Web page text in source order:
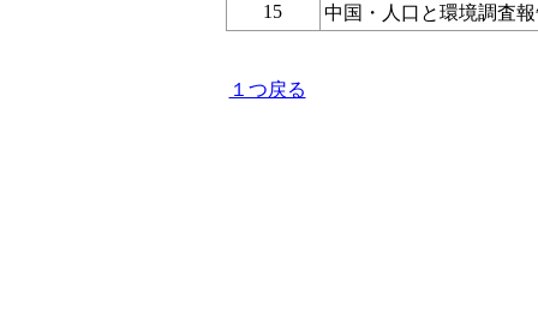
15
中国・人口と環境調査
１つ戻る